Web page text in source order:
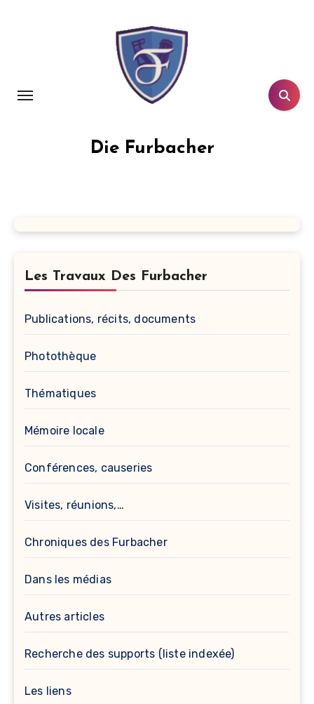
Die Furbacher
Les Travaux Des Furbacher
Publications, récits, documents
Photothèque
Thématiques
Mémoire locale
Conférences, causeries
Visites, réunions,…
Chroniques des Furbacher
Dans les médias
Autres articles
Recherche des supports (liste indexée)
Les liens